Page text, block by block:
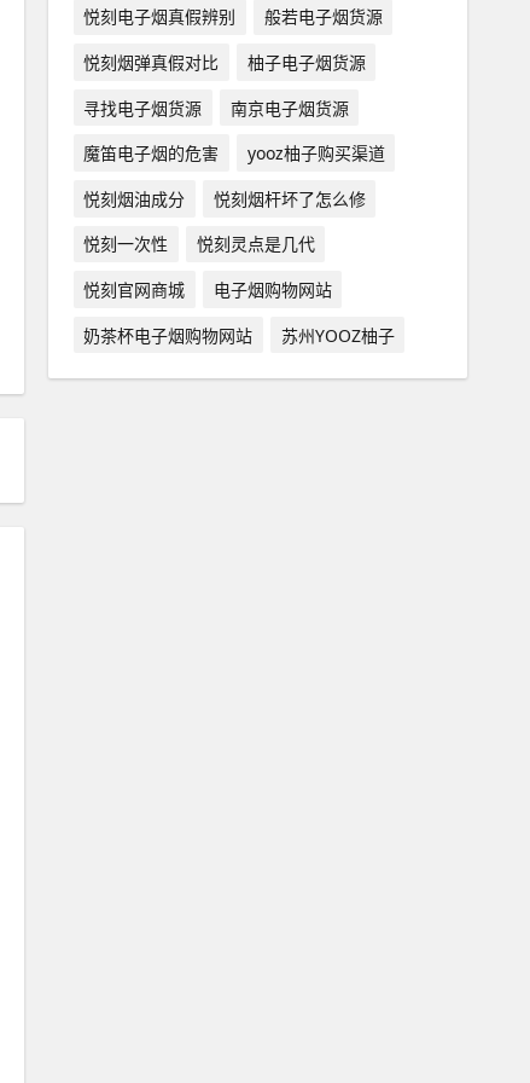
悦刻电子烟真假辨别
般若电子烟货源
悦刻烟弹真假对比
柚子电子烟货源
寻找电子烟货源
南京电子烟货源
魔笛电子烟的危害
yooz柚子购买渠道
悦刻烟油成分
悦刻烟杆坏了怎么修
悦刻一次性
悦刻灵点是几代
悦刻官网商城
电子烟购物网站
奶茶杯电子烟购物网站
苏州YOOZ柚子